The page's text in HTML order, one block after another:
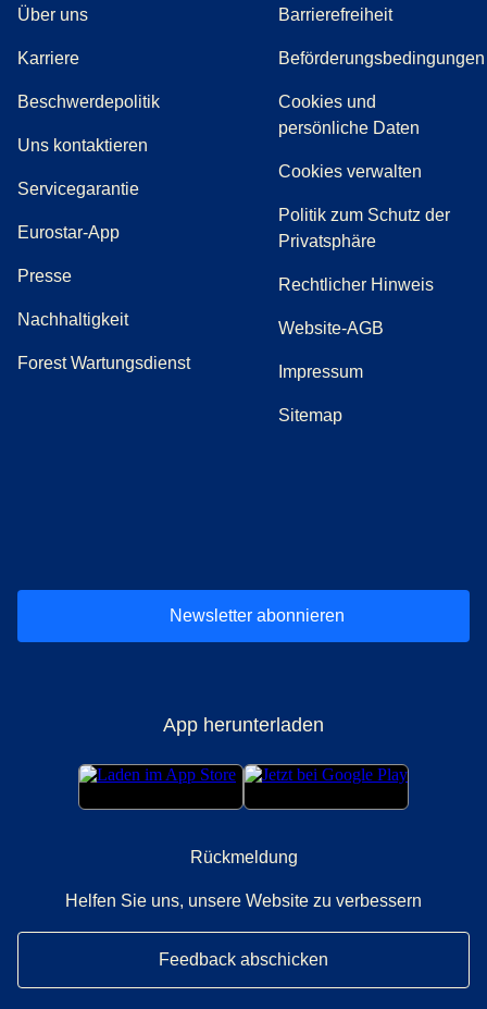
Über uns
Karriere
Beschwerdepolitik( Öffnet einen neuen Tab )
( öffnet eine PDF)
Uns kontaktieren
Servicegarantie
Eurostar-App
Presse(
Nachhaltigkeit
Forest Wartungsdienst
Barrierefreiheit
Beförderungsbedingungen
Cookies und
persönliche Daten
Cookies verwalten
Politik zum Schutz der
Privatsphäre
Rechtlicher Hinweis
Website-AGB
Impressum
Sitemap
Newsletter abonnieren
App herunterladen
Rückmeldung
Helfen Sie uns, unsere Website zu verbessern
Feedback abschicken